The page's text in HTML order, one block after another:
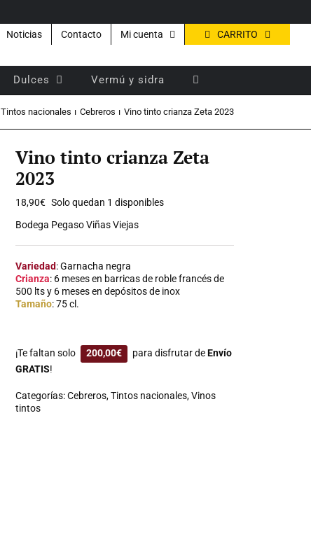
Noticias Contacto Mi cuenta CARRITO
Dulces Vermú y sidra
Tintos nacionales Cebreros Vino tinto crianza Zeta 2023
Vino tinto crianza Zeta
2023
18,90€ Solo quedan 1 disponibles
Bodega Pegaso Viñas Viejas
Variedad: Garnacha negra
Crianza: 6 meses en barricas de roble francés de
500 lts y 6 meses en depósitos de inox
Tamaño: 75 cl.
¡Te faltan solo 200,00€ para disfrutar deEnvío
GRATIS!
Categorías:Cebreros,Tintos nacionales,Vinos
tintos